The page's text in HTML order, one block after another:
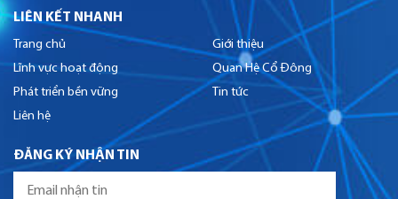
LIÊN KẾT NHANH
Trang chủ
Giới thiệu
Lĩnh vực hoạt động
Quan Hệ Cổ Đông
Phát triển bền vững
Tin tức
Liên hệ
ĐĂNG KÝ NHẬN TIN